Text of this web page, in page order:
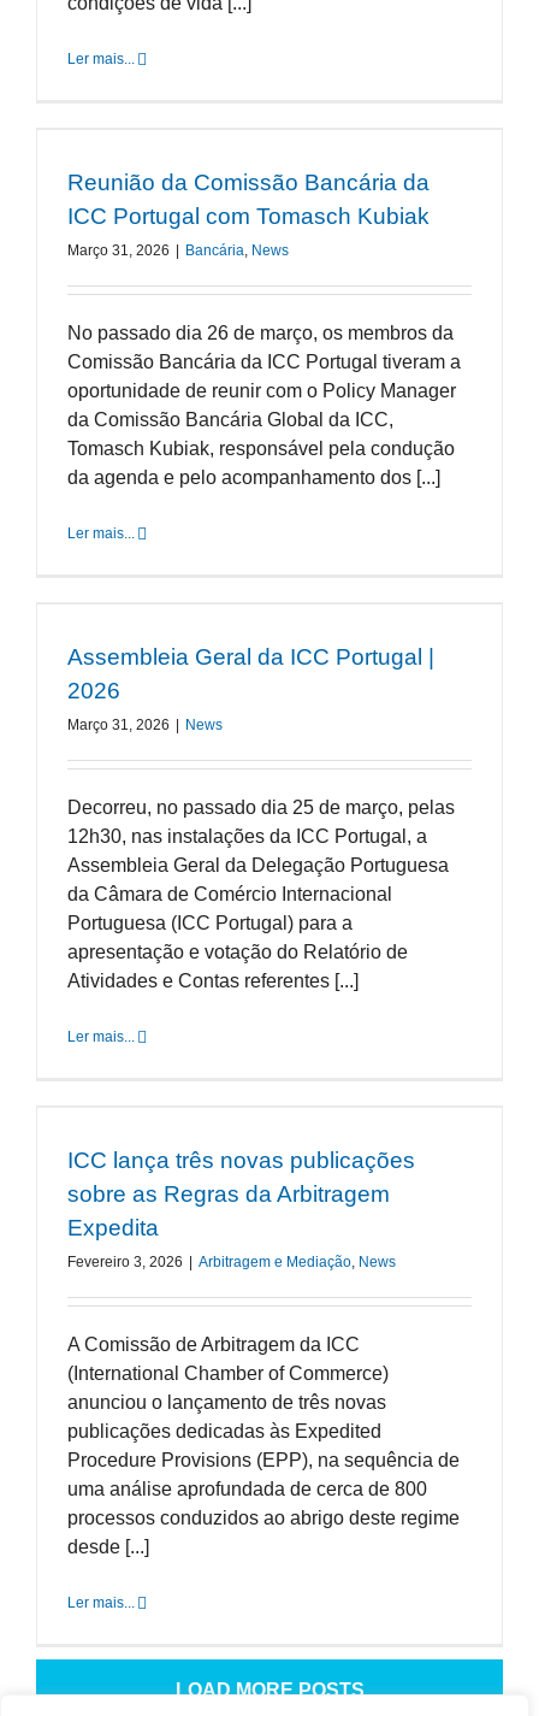
Ler mais...
Reunião da Comissão Bancária da
ICC Portugal com Tomasch Kubiak
Março 31, 2026 Bancária, News
No passado dia 26 de março, os membros da
Comissão Bancária da ICC Portugal tiveram a
oportunidade de reunir com o Policy Manager
da Comissão Bancária Global da ICC,
Tomasch Kubiak, responsável pela condução
da agenda e pelo acompanhamento dos [...]
Ler mais...
Assembleia Geral da ICC Portugal |
2026
Março 31, 2026 News
Decorreu, no passado dia 25 de março, pelas
12h30, nas instalações da ICC Portugal, a
Assembleia Geral da Delegação Portuguesa
da Câmara de Comércio Internacional
Portuguesa (ICC Portugal) para a
apresentação e votação do Relatório de
Atividades e Contas referentes [...]
Ler mais...
ICC lança três novas publicações
sobre as Regras da Arbitragem
Expedita
Fevereiro 3, 2026 Arbitragem e Mediação, News
A Comissão de Arbitragem da ICC
(International Chamber of Commerce)
anunciou o lançamento de três novas
publicações dedicadas às Expedited
Procedure Provisions (EPP), na sequência de
uma análise aprofundada de cerca de 800
processos conduzidos ao abrigo deste regime
desde [...]
Ler mais...
LOAD MORE POSTS